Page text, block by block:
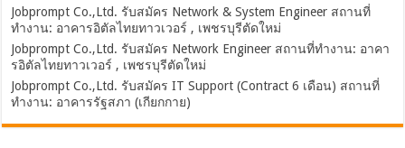
Jobprompt Co.,Ltd. รับสมัคร Network & System Engineer สถานที่
ทำงาน: อาคารอิตัลไทยทาวเวอร์ , เพชรบุรีตัดใหม่
Jobprompt Co.,Ltd. รับสมัคร Network Engineer สถานที่ทำงาน: อาคา
รอิตัลไทยทาวเวอร์ , เพชรบุรีตัดใหม่
Jobprompt Co.,Ltd. รับสมัคร IT Support (Contract 6 เดือน) สถานที่
ทำงาน: อาคารรัฐสภา (เกียกกาย)